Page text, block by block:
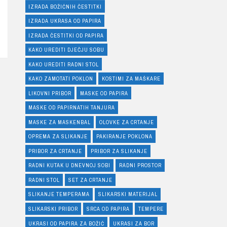
IZRADA BOŽIĆNIH ČESTITKI
IZRADA UKRASA OD PAPIRA
IZRADA ČESTITKI OD PAPIRA
KAKO UREDITI DJEČJU SOBU
KAKO UREDITI RADNI STOL
KAKO ZAMOTATI POKLON KOSTIMI ZA MAŠKARE
LIKOVNI PRIBOR MASKE OD PAPIRA
MASKE OD PAPIRNATIH TANJURA
MASKE ZA MASKENBAL OLOVKE ZA CRTANJE
OPREMA ZA SLIKANJE PAKIRANJE POKLONA
PRIBOR ZA CRTANJE PRIBOR ZA SLIKANJE
RADNI KUTAK U DNEVNOJ SOBI RADNI PROSTOR
RADNI STOL SET ZA CRTANJE
SLIKANJE TEMPERAMA SLIKARSKI MATERIJAL
SLIKARSKI PRIBOR SRCA OD PAPIRA TEMPERE
UKRASI OD PAPIRA ZA BOŽIĆ UKRASI ZA BOR